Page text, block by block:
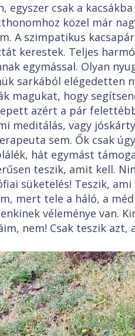
egyszer csak a
közel már
A szimpatikus
kerestek. Teljes
egymással. Olyan
sarkából elégedetten
magukat, hogy
azért a pár
meditálás, vagy
sem. Ők csak
hát egymást
teszik, amit kell.
süketelés! Teszik,
mert tele a háló, a
véleménye van.
nem! Csak teszik azt,